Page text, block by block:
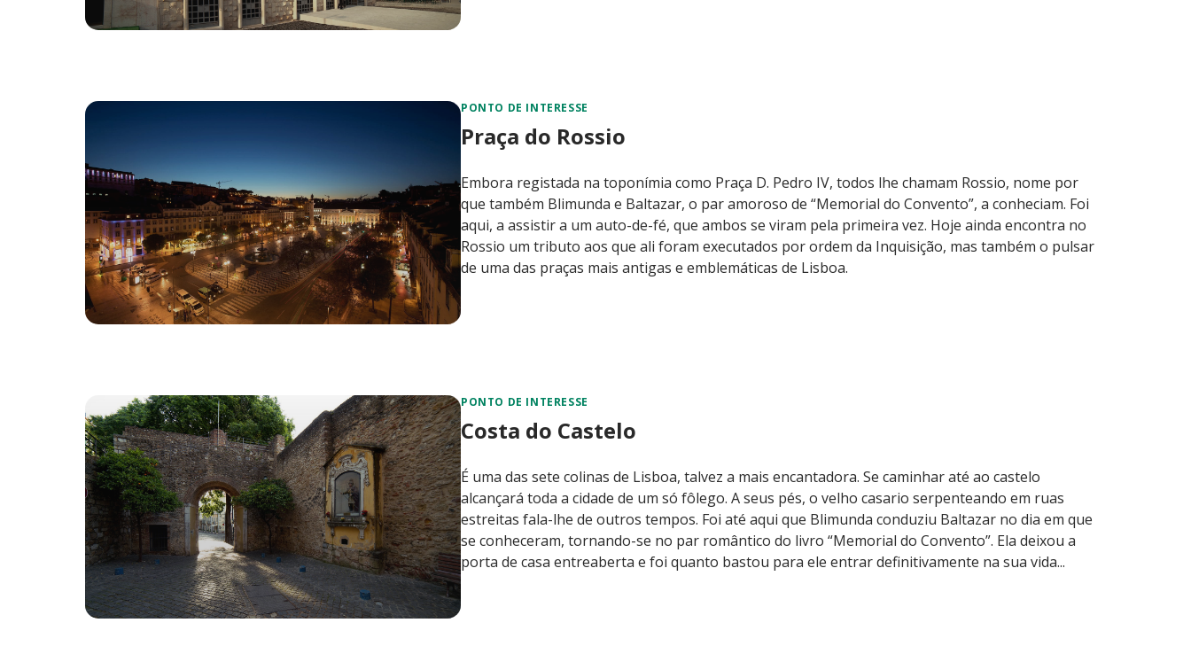
PONTO DE INTERESSE
Praça do Rossio
Embora registada na toponímia como Praça D. Pedro IV, todos lhe chamam Rossio, nome por
que também Blimunda e Baltazar, o par amoroso de “Memorial do Convento”, a conheciam. Foi
aqui, a assistir a um auto-de-fé, que ambos se viram pela primeira vez. Hoje ainda encontra no
Rossio um tributo aos que ali foram executados por ordem da Inquisição, mas também o pulsar
de uma das praças mais antigas e emblemáticas de Lisboa.
PONTO DE INTERESSE
Costa do Castelo
É uma das sete colinas de Lisboa, talvez a mais encantadora. Se caminhar até ao castelo
alcançará toda a cidade de um só fôlego. A seus pés, o velho casario serpenteando em ruas
estreitas fala-lhe de outros tempos. Foi até aqui que Blimunda conduziu Baltazar no dia em que
se conheceram, tornando-se no par romântico do livro “Memorial do Convento”. Ela deixou a
porta de casa entreaberta e foi quanto bastou para ele entrar definitivamente na sua vida...